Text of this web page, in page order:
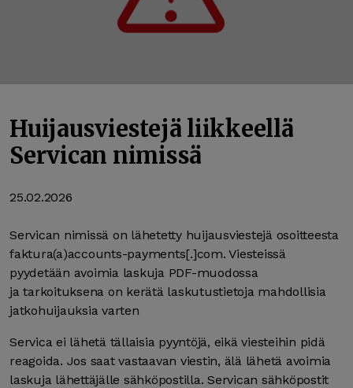
Huijausviestejä liikkeellä
Servican nimissä
25.02.2026
Servican nimissä on lähetetty huijausviestejä osoitteesta
faktura(a)accounts-payments[.]com. Viesteissä
pyydetään avoimia laskuja PDF-muodossa
ja tarkoituksena on kerätä laskutustietoja mahdollisia
jatkohuijauksia varten
Servica ei lähetä tällaisia pyyntöjä, eikä viesteihin pidä
reagoida. Jos saat vastaavan viestin, älä lähetä avoimia
laskuja lähettäjälle sähköpostilla. Servican sähköpostit